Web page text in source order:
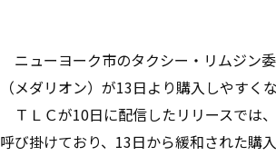
ニューヨーク市のタクシー・リムジン
（メダリオン）が13日より購入しやすく
ＴＬＣが10日に配信したリリースでは
呼び掛けており、13日から緩和された購